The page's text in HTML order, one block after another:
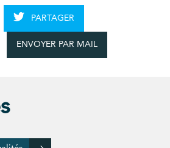
PARTAGER
ENVOYER PAR MAIL